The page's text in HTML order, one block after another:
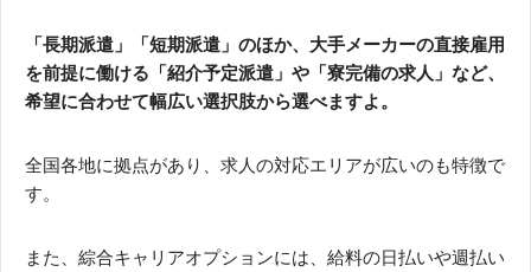
「長期派遣」「短期派遣」のほか、大手メーカーの直接雇用
を前提に働ける「紹介予定派遣」や「寮完備の求人」など、
希望に合わせて幅広い選択肢から選べますよ。
全国各地に拠点があり、求人の対応エリアが広いのも特徴で
す。
また、綜合キャリアオプションには、給料の日払いや週払い